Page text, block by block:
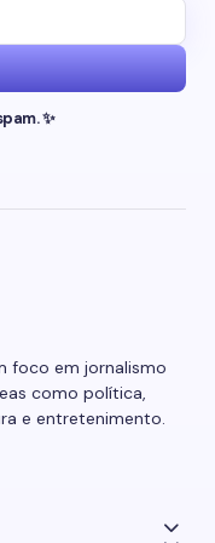
✨
foco em jornalismo
como política,
e entretenimento.